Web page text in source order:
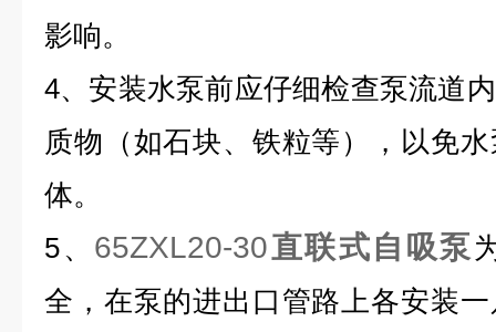
影响。
4、安装水泵前应仔细检查泵流道
质物（如石块、铁粒等），以免
体。
5、 65ZXL20-30直联式自吸泵
全，在泵的进出口管路上各安装